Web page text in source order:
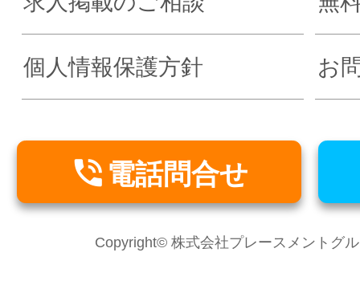
個人情報保護方針 お
 電話問合せ
Copyright© 株式会社プレースメントグ